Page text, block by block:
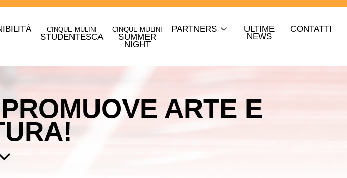
CINQUE MULINI
STUDENTESCA
CINQUE MULINI
SUMMER
NIGHT
PARTNERS ULTIME
NEWS
CONTATTI
ARTE E